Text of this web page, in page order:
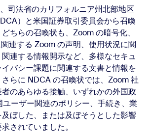
司法省のカリフォルニア州北部地区
）と米国証券取引委員会から召喚
ちらの召喚状も、Zoom の暗号化、
連する Zoom の声明、使用状況に関
連する情報開示など、多様なセキュ
バシー課題に関連する文書と情報を
らに NDCA の召喚状では、Zoom 社
のあらゆる接触、いずれかの外国政
ーザー関連のポリシー、手続き、業
ぼした、または及ぼそうとした影響
されていました。